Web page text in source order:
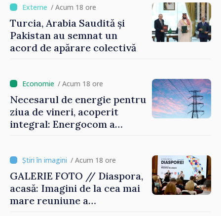
/ Acum 18 ore
Turcia, Arabia Saudită și
Pakistan au semnat un
acord de apărare colectivă
/ Acum 18 ore
Necesarul de energie pentru
ziua de vineri, acoperit
integral: Energocom a
/ Acum 18 ore
GALERIE FOTO // Diaspora,
acasă: Imagini de la cea mai
mare reuniune a